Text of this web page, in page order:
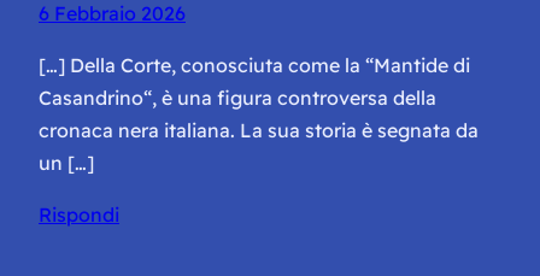
6 Febbraio 2026
[…] Della Corte, conosciuta come la “Mantide di
Casandrino“, è una figura controversa della
cronaca nera italiana. La sua storia è segnata da
un […]
Rispondi